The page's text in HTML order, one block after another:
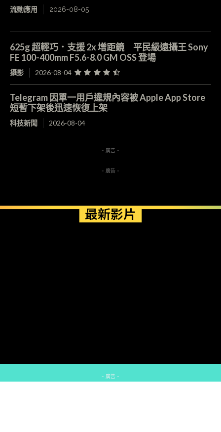
流動應用 2026-08-05
625g 超輕巧．支援 2x 增距鏡 平民級遠攝王 Sony
FE 100-400mm F5.6-8.0 GM OSS 登場
攝影 2026-08-04
Telegram 因單一用戶違規內容被 Apple App Store
短暫下架後迅速恢復上架
科技新聞 2026-08-04
- 廣告 -
- 廣告 -
最新影片
- 廣告 -